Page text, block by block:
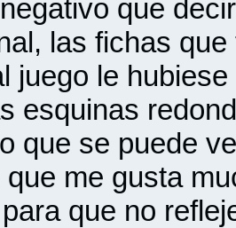
que
las fichas
juego le
esquinas
que se puede
me gusta
que no